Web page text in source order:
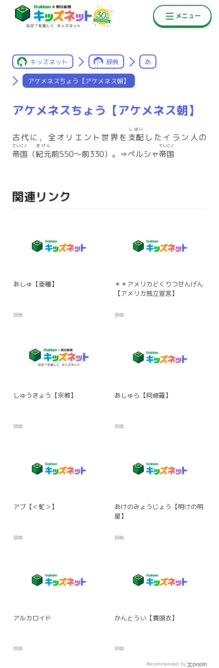
キッズネット 辞典 あ
アケメネスちょう【アケメネス朝】
アケメネスちょう【アケメネス朝】
古代に，全オリエント世界を 支配
しはい
したイラン人の
帝国
ていこく
（紀元
きげん
前550〜前330）。⇒ペルシャ帝国
ていこく
関連リンク
あしゅ【亜種】
辞典
＊＊アメリカどくりつせんげん
【アメリカ独立宣言】
辞典
しゅうきょう【宗教】
辞典
あしゅら【阿修羅】
辞典
アブ【＜虻＞】
辞典
あけのみょうじょう【明けの明
星】
辞典
アルカロイド
辞典
かんとうい【貫頭衣】
辞典
Recommended by